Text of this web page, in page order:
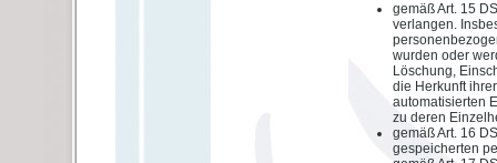
gemäß Art. 15
verlangen.
wurden oder
Löschung,
die Herkunft
automatisierten
zu deren
gemäß Art. 16
gespeicherten